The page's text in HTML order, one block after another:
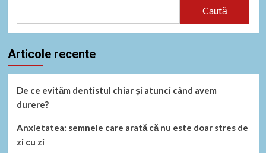
Caută
Articole recente
De ce evităm dentistul chiar și atunci când avem
durere?
Anxietatea: semnele care arată că nu este doar stres de
zi cu zi